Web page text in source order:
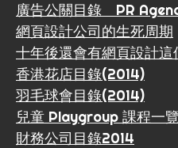
廣告公關目錄 PR
網頁設計公司的生死周期
十年後還會有網頁設計
香港花店目錄(2014)
羽毛球會目錄(2014)
兒童 Playgroup 課程一
財務公司目錄2014